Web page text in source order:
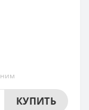
КУПИТЬ